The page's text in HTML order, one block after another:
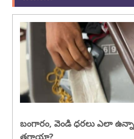
బంగారం, వెండి ధరలు ఎలా
తగ్గాయా?